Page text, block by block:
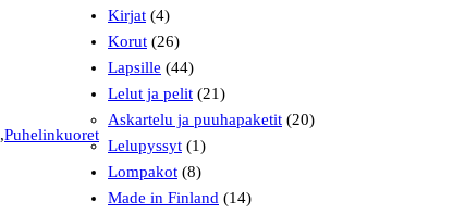
,Puhelinkuoret
Kirjat (4)
Korut (26)
Lapsille (44)
Lelut ja pelit (21)
Askartelu ja puuhapaketit (20)
Lelupyssyt (1)
Lompakot (8)
Made in Finland (14)